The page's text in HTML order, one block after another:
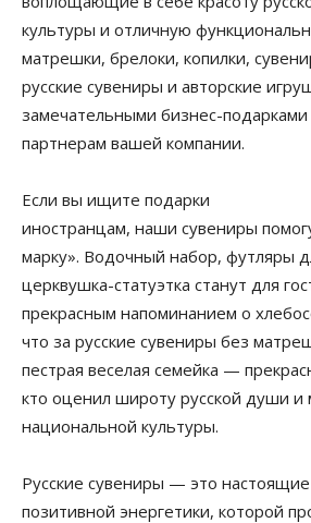
культуры и отличную
матрешки, брелоки, копилки,
русские сувениры и авторские
замечательными бизнес-
партнерам вашей компании.
Если вы ищите подарки
иностранцам, наши сувениры
марку». Водочный набор, футляры
церквушка-статуэтка станут для
прекрасным напоминанием о
что за русские сувениры без
пестрая веселая семейка —
кто оценил широту русской души
национальной культуры.
Русские сувениры — это
позитивной энергетики, которой